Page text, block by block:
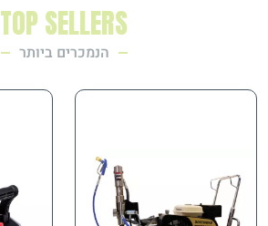
TOP SELLERS
הנמכרים ביותר